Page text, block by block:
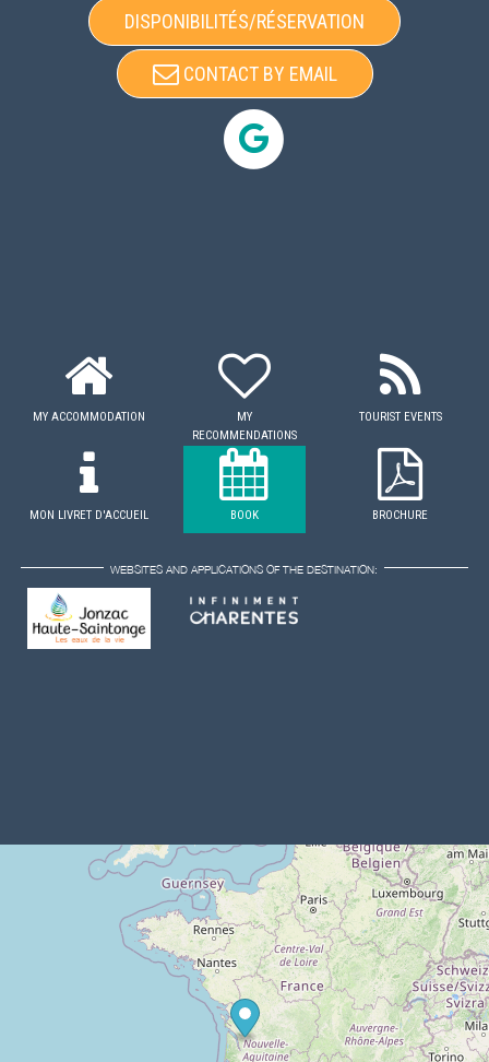
DISPONIBILITÉS/RÉSERVATION
CONTACT BY EMAIL
MY ACCOMMODATION
MY
RECOMMENDATIONS
TOURIST EVENTS
MON LIVRET D'ACCUEIL BOOK BROCHURE
WEBSITES AND APPLICATIONS OF THE DESTINATION: